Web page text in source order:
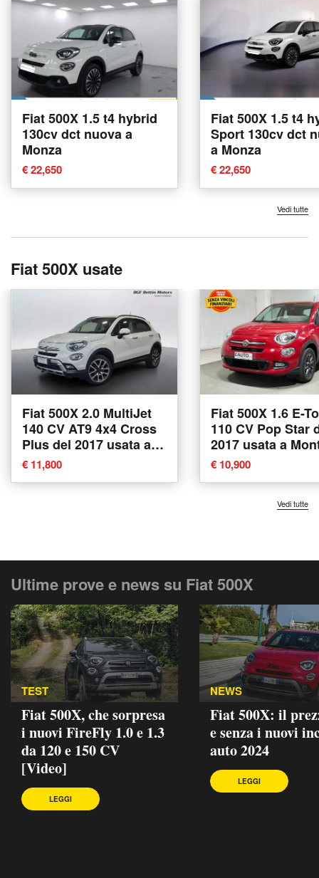
Fiat 500X 1.5 t4 hybrid
130cv dct nuova a
Monza
€ 22,650
Fiat 500X 1.5 t4
Sport 130cv dct
a Monza
€ 22,650
Vedi tutte
Fiat 500X usate
Fiat 500X 2.0 MultiJet
140 CV AT9 4x4 Cross
Plus del 2017 usata a
Piove di Sacco
€ 11,800
Fiat 500X 1.6 E-
110 CV Pop Star
2017 usata a
in Valtellina
€ 10,900
Vedi tutte
Ultime prove e news su Fiat 500X
TEST
Fiat 500X, che sorpresa
i nuovi FireFly 1.0 e 1.3
da 120 e 150 CV
[Video]
LEGGI
NEWS
Fiat 500X: il
e senza i nuovi
auto 2024
LEGGI